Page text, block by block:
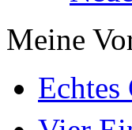
Meine
Echtes